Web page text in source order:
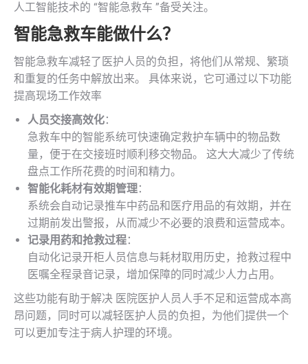
人工智能技术的 “智能急救车 ”备受关注。
智能急救车能做什么？
智能急救车减轻了医护人员的负担，将他们从常规、繁琐
和重复的任务中解放出来。 具体来说，它可通过以下功能
提高现场工作效率
人员交接高效化：
急救车中的智能系统可快速确定救护车辆中的物品数
量，便于在交接班时顺利移交物品。 这大大减少了传统
盘点工作所花费的时间和精力。
智能化耗材有效期管理：
系统会自动记录推车中药品和医疗用品的有效期，并在
过期前发出警报，从而减少不必要的浪费和运营成本。
记录用药和抢救过程：
自动化记录开柜人员信息与耗材取用历史，抢救过程中
医嘱全程录音记录，增加保障的同时减少人力占用。
这些功能有助于解决 医院医护人员人手不足和运营成本高
昂问题，同时可以减轻医护人员的负担，为他们提供一个
可以更加专注于病人护理的环境。